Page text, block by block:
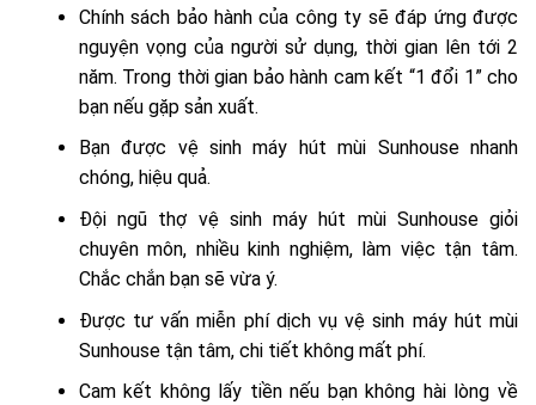
Chính sách bảo hành của công ty sẽ đáp ứng được
nguyện vọng của người sử dụng, thời gian lên tới 2
năm. Trong thời gian bảo hành cam kết “1 đổi 1” cho
bạn nếu gặp sản xuất.
Bạn được vệ sinh máy hút mùi Sunhouse nhanh
chóng, hiệu quả.
Đội ngũ thợ vệ sinh máy hút mùi Sunhouse giỏi
chuyên môn, nhiều kinh nghiệm, làm việc tận tâm.
Chắc chắn bạn sẽ vừa ý.
Được tư vấn miễn phí dịch vụ vệ sinh máy hút mùi
Sunhouse tận tâm, chi tiết không mất phí.
Cam kết không lấy tiền nếu bạn không hài lòng về